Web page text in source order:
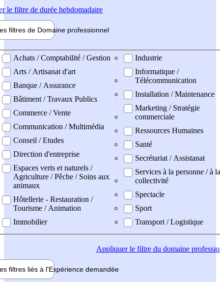
le filtre de durée hebdomadaire
filtres de Domaine professionnel
professionel
Achats / Comptabilité / Gestion
Arts / Artisanat d'art
Banque / Assurance
Bâtiment / Travaux Publics
Commerce / Vente
Communication / Multimédia
Conseil / Etudes
Direction d'entreprise
Espaces verts et naturels /
Agriculture / Pêche / Soins aux
animaux
Hôtellerie - Restauration /
Tourisme / Animation
Immobilier
Industrie
Informatique /
Télécommunication
Installation / Maintenance
Marketing / Stratégie
commerciale
Ressources Humaines
Santé
Secrétariat / Assistanat
Services à la personne / à la
collectivité
Spectacle
Sport
Transport / Logistique
Appliquerle filtre du domaine
filtres liés à l'Expérience demandée